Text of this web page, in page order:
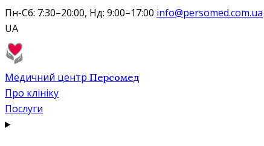
Пн-Сб: 7:30–20:00, Нд: 9:00–17:00 info@persomed.com.ua
UA
Медичний центр Персомед
Про клініку
Послуги